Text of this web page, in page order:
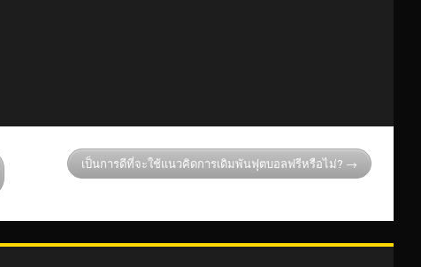
เป็นการดีที่จะใช้แนวคิดการเดิมพันฟุตบอลฟรีหรือไม่?